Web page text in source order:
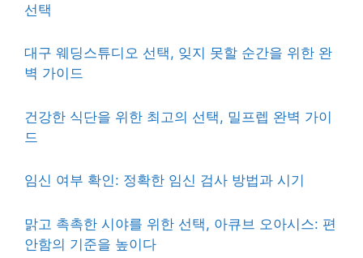
선택
대구 웨딩스튜디오 선택, 잊지 못할 순간을 위한 완
벽 가이드
건강한 식단을 위한 최고의 선택, 밀프렙 완벽 가이
드
임신 여부 확인: 정확한 임신 검사 방법과 시기
맑고 촉촉한 시야를 위한 선택, 아큐브 오아시스: 편
안함의 기준을 높이다